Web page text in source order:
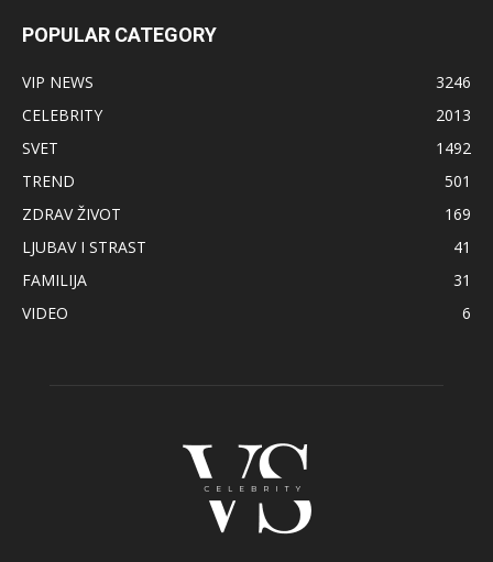
POPULAR CATEGORY
VIP NEWS
3246
CELEBRITY
2013
SVET
1492
TREND
501
ZDRAV ŽIVOT
169
LJUBAV I STRAST
41
FAMILIJA
31
VIDEO
6